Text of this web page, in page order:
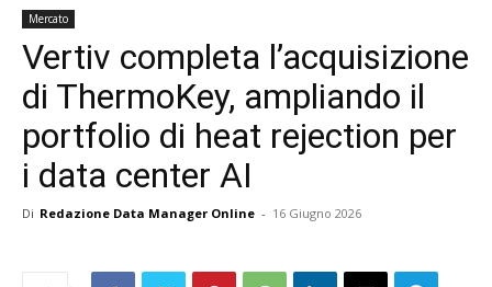
Mercato
Vertiv completa l’acquisizione
di ThermoKey, ampliando il
portfolio di heat rejection per
i data center AI
Di Redazione Data Manager Online - 16 Giugno 2026